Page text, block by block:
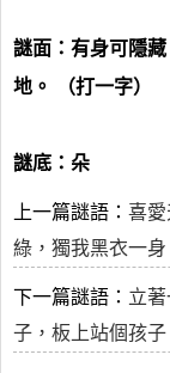
謎面：有身可隱
地。 （打一字）
謎底：朵
上一篇謎語： 喜
綠，獨我黑衣一身
下一篇謎語： 立
子，板上站個孩子